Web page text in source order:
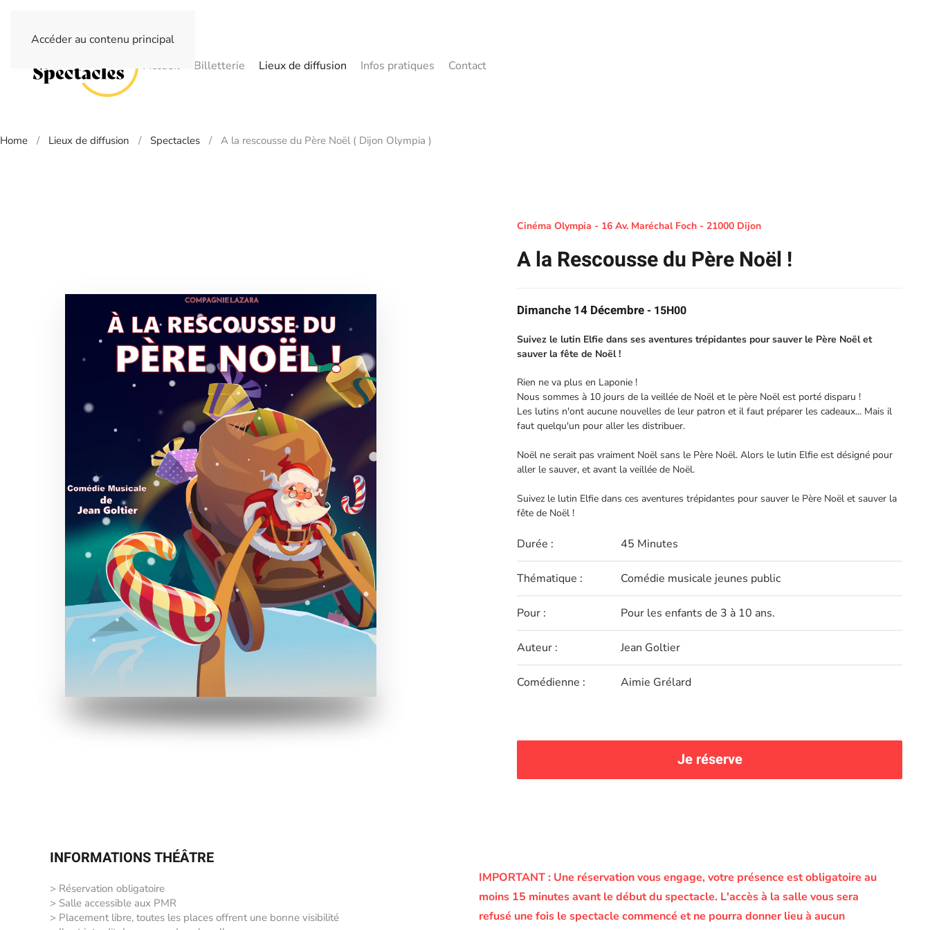
Accéder au contenu principal
Accueil
Billetterie Lieux de diffusion Infos pratiques Contact
Home Lieux de diffusion Spectacles A la rescousse du Père Noël ( Dijon Olympia )
Cinéma Olympia - 16 Av. Maréchal Foch - 21000 Dijon
A la Rescousse du Père Noël !
Dimanche 14 Décembre- 15H00
Suivez le lutin Elfie dans ses aventures trépidantes pour sauver le Père Noël et
sauver la fête de Noël !
Rien ne va plus en Laponie !
Nous sommes à 10 jours de la veillée de Noël et le père Noël est porté disparu !
Les lutins n'ont aucune nouvelles de leur patron et il faut préparer les cadeaux... Mais il
faut quelqu'un pour aller les distribuer.
Noël ne serait pas vraiment Noël sans le Père Noël. Alors le lutin Elfie est désigné pour
aller le sauver, et avant la veillée de Noël.
Suivez le lutin Elfie dans ces aventures trépidantes pour sauver le Père Noël et sauver la
fête de Noël !
Durée : 45 Minutes
Thématique : Comédie musicale jeunes public
Pour : Pour les enfants de 3 à 10 ans.
Auteur : Jean Goltier
Comédienne : Aimie Grélard
Je réserve
INFORMATIONS THÉÂTRE
> Réservation obligatoire
> Salle accessible aux PMR
> Placement libre, toutes les places offrent une bonne visibilité
IMPORTANT : Une réservation vous engage, votre présence est obligatoire au
moins 15 minutes avant le début du spectacle. L'accès à la salle vous sera
refusé une fois le spectacle commencé et ne pourra donner lieu à aucun